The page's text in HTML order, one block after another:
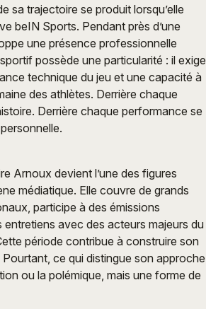
sa trajectoire se produit lorsqu’elle
beIN Sports. Pendant près d’une
une présence professionnelle
possède une particularité : il exige
technique du jeu et une capacité à
des athlètes. Derrière chaque
Derrière chaque performance se
Arnoux devient l’une des figures
médiatique. Elle couvre de grands
participe à des émissions
entretiens avec des acteurs majeurs du
période contribue à construire son
ce qui distingue son approche
ou la polémique, mais une forme de